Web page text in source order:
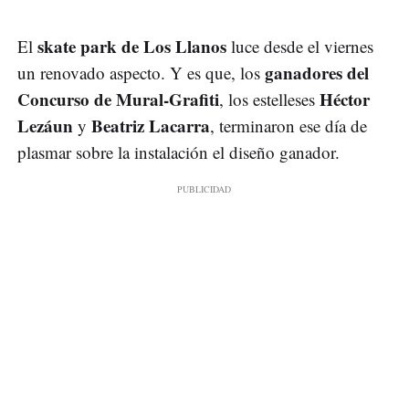
El skate park de Los Llanos luce desde el viernes
un renovado aspecto. Y es que, los ganadores del
Concurso de Mural-Grafiti, los estelleses Héctor
Lezáun y Beatriz Lacarra, terminaron ese día de
plasmar sobre la instalación el diseño ganador.